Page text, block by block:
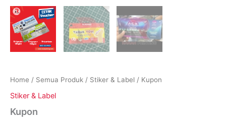
Home / Semua Produk / Stiker & Label / Kupon
Stiker & Label
Kupon